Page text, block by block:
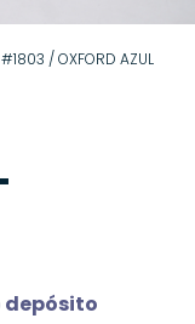
/ OXFORD AZUL
depósito